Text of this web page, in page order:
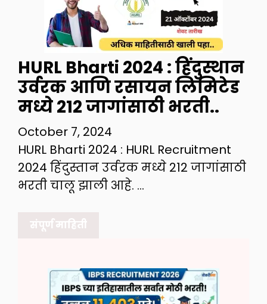
HURL Bharti 2024 : हिंदुस्थान
उर्वरक आणि रसायन लिमिटेड
मध्ये 212 जागांसाठी भरती..
October 7, 2024
HURL Bharti 2024 : HURL Recruitment
2024 हिंदुस्तान उर्वरक मध्ये 212 जागांसाठी
भरती चालू झाली आहे. …
संपूर्ण माहिती